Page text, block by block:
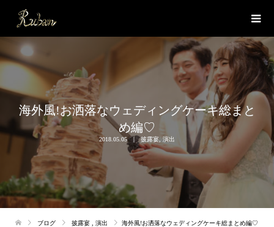
海外風!お洒落なウェディングケーキ総まと
め編♡
2018.05.05 披露宴 演出
ブログ 披露宴 演出 海外風!お洒落なウェディングケーキ総まとめ編♡